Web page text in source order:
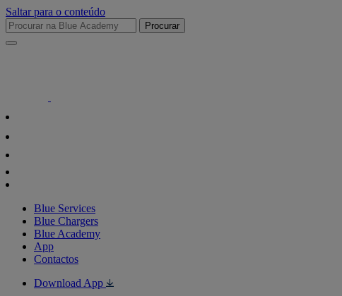
Saltar para o conteúdo
Procurar
Blue Services
Blue Chargers
Blue Academy
App
Contactos
Download App